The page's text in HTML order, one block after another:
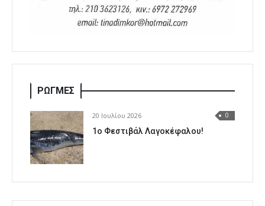
ΡΩΓΜΕΣ
20 Ιουλίου 2026 0
1o Φεστιβάλ Λαγοκέφαλου!